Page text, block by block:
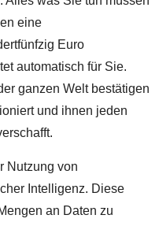
eine
Euro
automatisch für Sie.
ganzen Welt bestätigen
und ihnen jeden
Nutzung von
Intelligenz. Diese
an Daten zu